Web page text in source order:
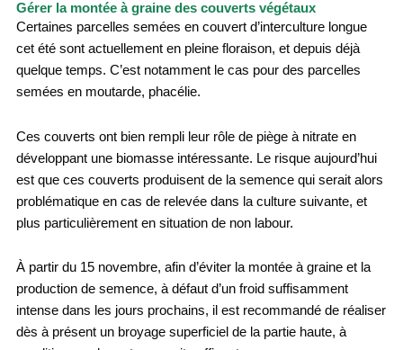
Gérer la montée à graine des couverts végétaux
Certaines parcelles semées en couvert d’interculture longue
cet été sont actuellement en pleine floraison, et depuis déjà
quelque temps. C’est notamment le cas pour des parcelles
semées en moutarde, phacélie.
Ces couverts ont bien rempli leur rôle de piège à nitrate en
développant une biomasse intéressante. Le risque aujourd’hui
est que ces couverts produisent de la semence qui serait alors
problématique en cas de relevée dans la culture suivante, et
plus particulièrement en situation de non labour.
À partir du 15 novembre, afin d’éviter la montée à graine et la
production de semence, à défaut d’un froid suffisamment
intense dans les jours prochains, il est recommandé de réaliser
dès à présent un broyage superficiel de la partie haute, à